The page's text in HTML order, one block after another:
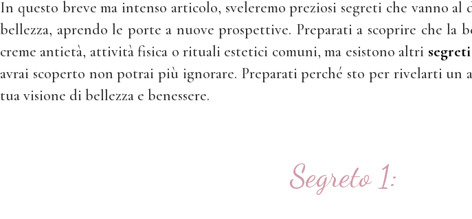
In questo breve ma intenso articolo, sveleremo preziosi segreti che vanno
bellezza, aprendo le porte a nuove prospettive. Preparati a scoprire che la
creme antietà, attività fisica o rituali estetici comuni, ma esistono altri
avrai scoperto non potrai più ignorare. Preparati perché sto per rivelarti un
tua visione di bellezza e benessere.
Segreto 1: